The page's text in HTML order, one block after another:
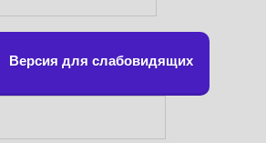
Версия для слабовидящих